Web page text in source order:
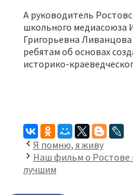
А руководитель
школьного медиасоюза
Григорьевна Ливанцова
ребятам об основах
историко-
Я помню, я живу
Наш фильм о Ростове
лучшим